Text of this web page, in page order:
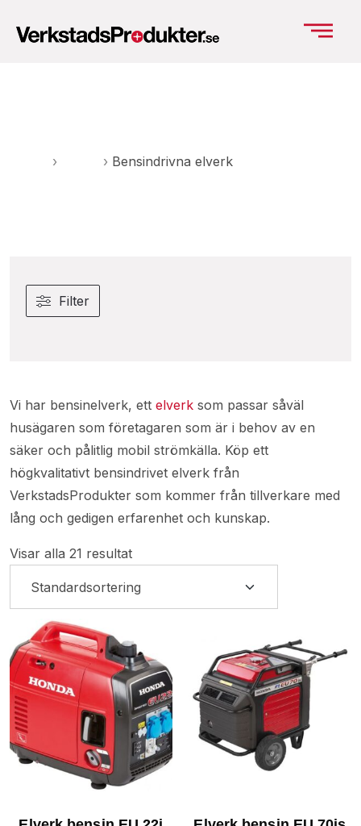
Filter
› › Bensindrivna elverk
Vi har bensinelverk, ett elverk som passar såväl
husägaren som företagaren som är i behov av en
säker och pålitlig mobil strömkälla. Köp ett
högkvalitativt bensindrivet elverk från
VerkstadsProdukter som kommer från tillverkare med
lång och gedigen erfarenhet och kunskap.
Visar alla 21 resultat